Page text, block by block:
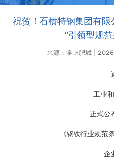
祝贺！石横特钢集团有
“引领型规
来源：掌上肥城 |
工业
正式公
《钢铁行业规范
企